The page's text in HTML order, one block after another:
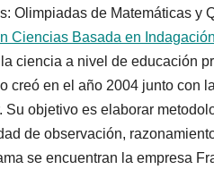
Olimpiadas de Matemáticas y
Ciencias Basada en Indagación
ciencia a nivel de educación
creó en el año 2004 junto con
objetivo es elaborar
de observación,
se encuentran la empresa